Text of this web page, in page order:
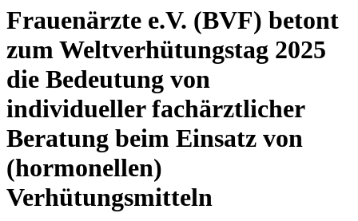
Frauenärzte e.V. (BVF) betont
zum Weltverhütungstag 2025
die Bedeutung von
individueller fachärztlicher
Beratung beim Einsatz von
(hormonellen)
Verhütungsmitteln